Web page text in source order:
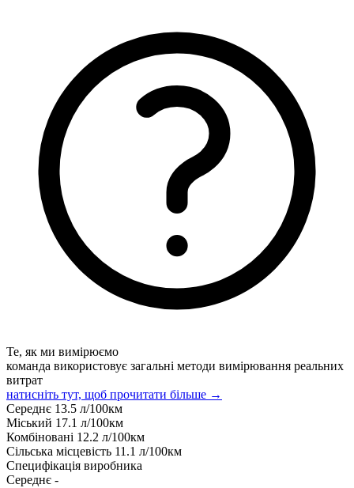
Те, як ми вимірюємо
команда використовує загальні методи вимірювання реальних
витрат
натисніть тут, щоб прочитати більше →
Середнє 13.5 л/100км
Міський 17.1 л/100км
Комбіновані 12.2 л/100км
Сільська місцевість 11.1 л/100км
Специфікація виробника
Середнє -